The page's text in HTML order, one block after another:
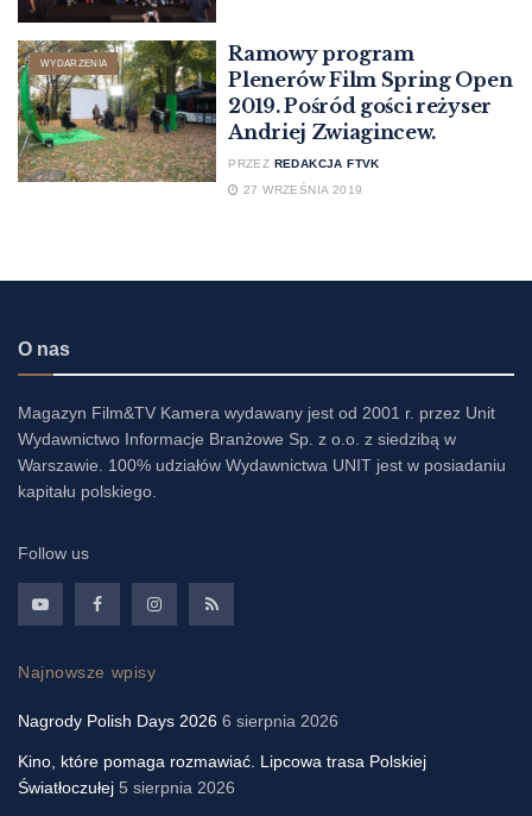
WYDARZENIA
Ramowy program
Plenerów Film Spring Open
2019. Pośród gości reżyser
Andriej Zwiagincew.
PRZEZ REDAKCJA FTVK
27 WRZEŚNIA 2019
O nas
Magazyn Film&TV Kamera wydawany jest od 2001 r. przez Unit
Wydawnictwo Informacje Branżowe Sp. z o.o. z siedzibą w
Warszawie. 100% udziałów Wydawnictwa UNIT jest w posiadaniu
kapitału polskiego.
Follow us
Najnowsze wpisy
Nagrody Polish Days 2026 6 sierpnia 2026
Kino, które pomaga rozmawiać. Lipcowa trasa Polskiej
Światłoczułej 5 sierpnia 2026